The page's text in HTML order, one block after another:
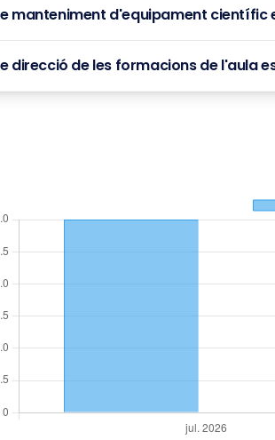
manteniment d'equipament científic
direcció de les formacions de l'aula